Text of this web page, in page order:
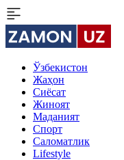
Ўзбекистон
Жаҳон
Сиёсат
Жиноят
Маданият
Спорт
Cаломатлик
Lifestyle